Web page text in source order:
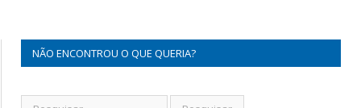
NÃO ENCONTROU O QUE QUERIA?